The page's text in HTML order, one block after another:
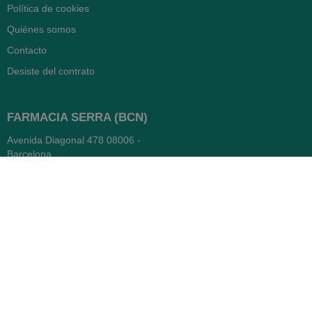
Política de cookies
Quiénes somos
Contacto
Desiste del contrato
FARMACIA SERRA (BCN)
Avenida Diagonal 478 08006 -
Barcelona